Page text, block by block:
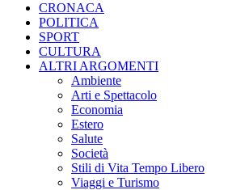
CRONACA
POLITICA
SPORT
CULTURA
ALTRI ARGOMENTI
Ambiente
Arti e Spettacolo
Economia
Estero
Salute
Società
Stili di Vita Tempo Libero
Viaggi e Turismo